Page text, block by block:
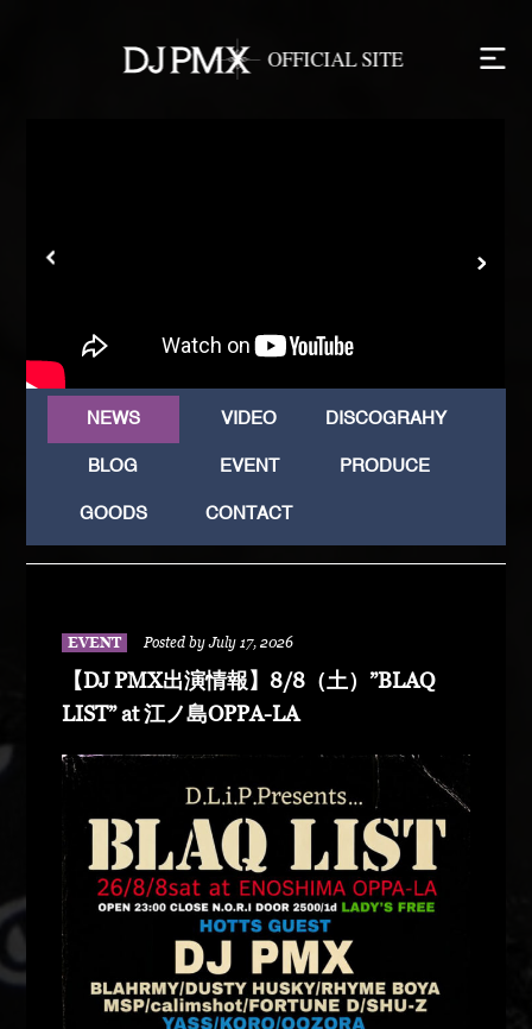
NEWS VIDEO DISCOGRAHY
BLOG EVENT PRODUCE
GOODS CONTACT
EVENT Posted by July 17, 2026
【DJ PMX出演情報】8/8（土）”BLAQ
LIST” at 江ノ島OPPA-LA